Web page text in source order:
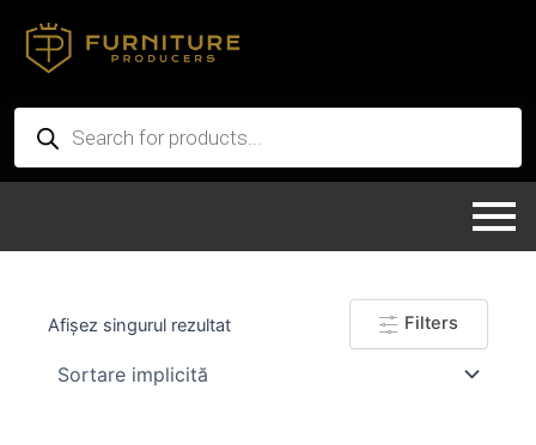
content
Products
search
Filters
Afișez singurul rezultat